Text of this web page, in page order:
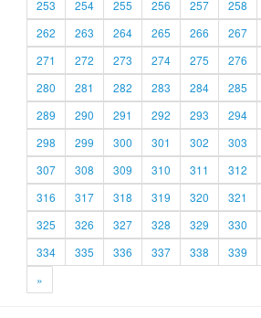
253
254 255 256 257 258
262
263 264 265 266 267
271
272 273 274 275 276
280
281 282 283 284 285
289
290 291 292 293 294
298
299 300 301 302 303
307
308 309 310 311 312
316
317 318 319 320 321
325
326 327 328 329 330
334
335 336 337 338 339
»